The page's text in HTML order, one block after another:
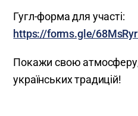
Гугл-форма для участі:
https://forms.gle/
Покажи свою
українських традицій!